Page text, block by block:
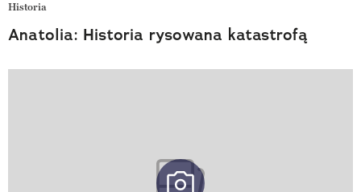
Historia
Anatolia: Historia rysowana katastrofą